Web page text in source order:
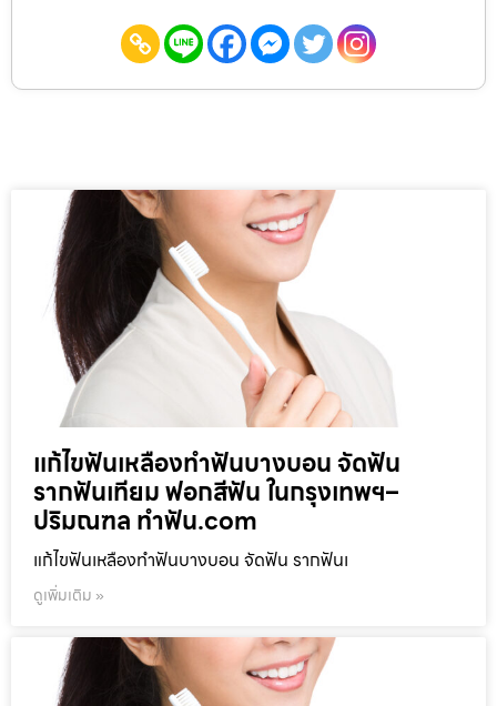
แก้ไขฟันเหลืองทำฟันบางบอน จัดฟัน
รากฟันเทียม ฟอกสีฟัน ในกรุงเทพฯ–
ปริมณฑล ทำฟัน.com
แก้ไขฟันเหลืองทำฟันบางบอน จัดฟัน รากฟันเ
ดูเพิ่มเติม »